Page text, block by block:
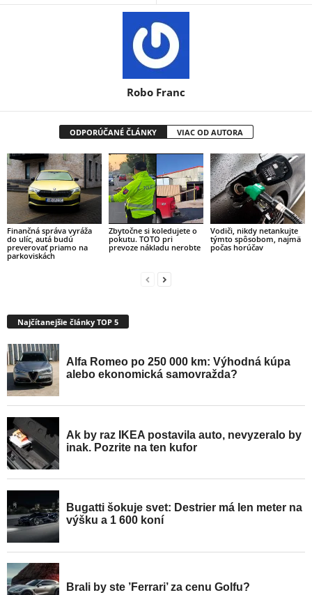
Robo Franc
ODPORÚČANÉ ČLÁNKY VIAC OD AUTORA
Finančná správa vyráža
do ulíc, autá budú
preverovať priamo na
parkoviskách
Zbytočne si koledujete o
pokutu. TOTO pri
prevoze nákladu nerobte
Vodiči, nikdy netankujte
týmto spôsobom, najmä
počas horúčav
Najčítanejšie články TOP 5